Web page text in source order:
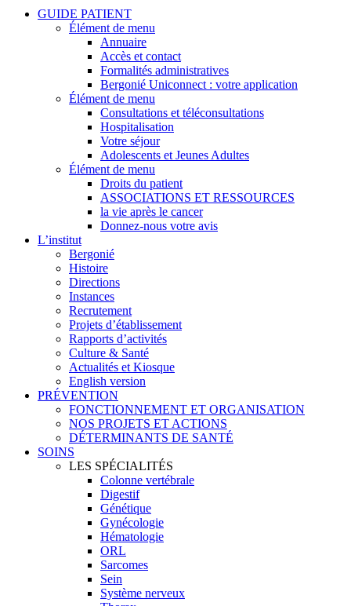
GUIDE PATIENT
Élément de menu
Annuaire
Accès et contact
Formalités administratives
Bergonié Uniconnect : votre application
Élément de menu
Consultations et téléconsultations
Hospitalisation
Votre séjour
Adolescents et Jeunes Adultes
Élément de menu
Droits du patient
ASSOCIATIONS ET RESSOURCES
la vie après le cancer
Donnez-nous votre avis
L’institut
Bergonié
Histoire
Directions
Instances
Recrutement
Projets d’établissement
Rapports d’activités
Culture & Santé
Actualités et Kiosque
English version
PRÉVENTION
FONCTIONNEMENT ET ORGANISATION
NOS PROJETS ET ACTIONS
DÉTERMINANTS DE SANTÉ
SOINS
LES SPÉCIALITÉS
Colonne vertébrale
Digestif
Génétique
Gynécologie
Hématologie
ORL
Sarcomes
Sein
Système nerveux